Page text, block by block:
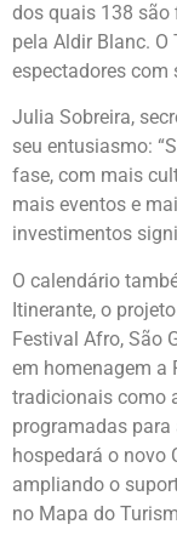
dos quais 138 são
pela Aldir Blanc.
espectadores com
Julia Sobreira,
seu entusiasmo:
fase, com mais
mais eventos e
investimentos
O calendário
Itinerante, o
Festival Afro, São
em homenagem a
tradicionais como
programadas para
hospedará o novo
ampliando o
no Mapa do